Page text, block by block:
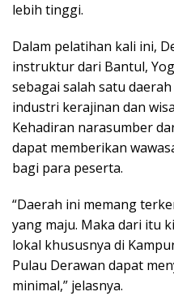
lebih tinggi.
Dalam pelatihan kali ini,
instruktur dari Bantul,
sebagai salah satu
industri kerajinan dan
Kehadiran narasumber
dapat memberikan
bagi para peserta.
“Daerah ini memang
yang maju. Maka dari itu
lokal khususnya di
Pulau Derawan dapat
minimal,” jelasnya.